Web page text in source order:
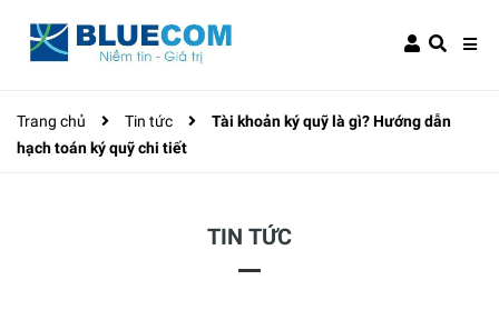
Trang chủ Tin tức
Tài khoản ký quỹ là gì? Hướng dẫn
hạch toán ký quỹ chi tiết
TIN TỨC